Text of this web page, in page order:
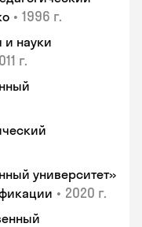
• 1996 г.
и науки
г.
университет»
• 2020 г.